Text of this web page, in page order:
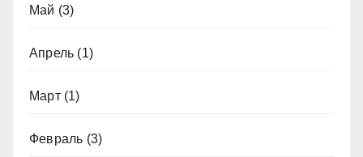
Май (3)
Апрель (1)
Март(1)
Февраль (3)